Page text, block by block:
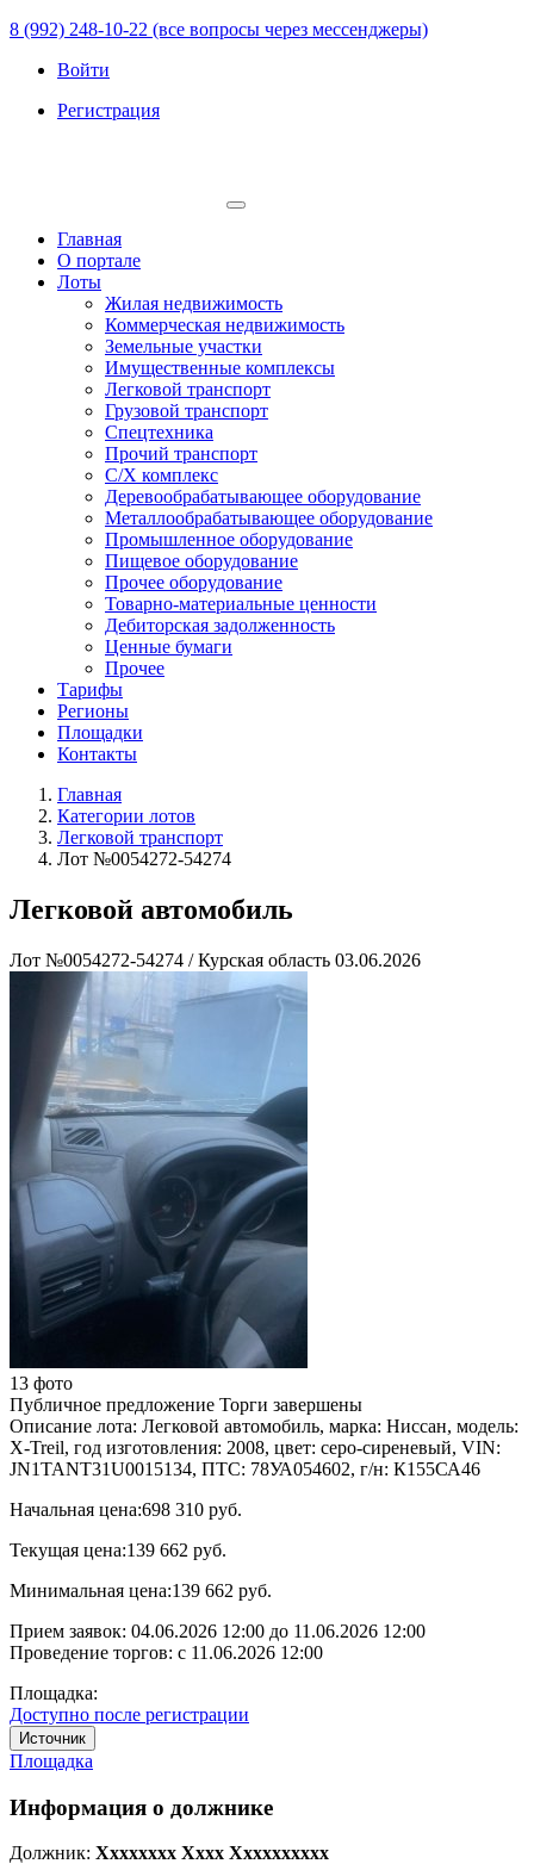
8 (992) 248-10-22 (все вопросы через мессенджеры)
Войти
Регистрация
Главная
О портале
Лоты
Жилая недвижимость
Коммерческая недвижимость
Земельные участки
Имущественные комплексы
Легковой транспорт
Грузовой транспорт
Спецтехника
Прочий транспорт
С/Х комплекс
Деревообрабатывающее оборудование
Металлообрабатывающее оборудование
Промышленное оборудование
Пищевое оборудование
Прочее оборудование
Товарно-материальные ценности
Дебиторская задолженность
Ценные бумаги
Прочее
Тарифы
Регионы
Площадки
Контакты
Главная
Категории лотов
Легковой транспорт
Лот №0054272-54274
Легковой автомобиль
Лот №0054272-54274 / Курская область 03.06.2026
13 фото
Публичное предложение Торги завершены
Описание лота: Легковой автомобиль, марка: Ниссан, модель:
X-Treil, год изготовления: 2008, цвет: серо-сиреневый, VIN:
JN1TANT31U0015134, ПТС: 78УА054602, г/н: К155СА46
Начальная цена:698 310 руб.
Текущая цена:139 662 руб.
Минимальная цена:139 662 руб.
Прием заявок: 04.06.2026 12:00 до 11.06.2026 12:00
Проведение торгов: с 11.06.2026 12:00
Площадка:
Доступно после регистрации
Источник
Площадка
Информация о должнике
Должник: Xxxxxxxx Xxxx Xxxxxxxxxx